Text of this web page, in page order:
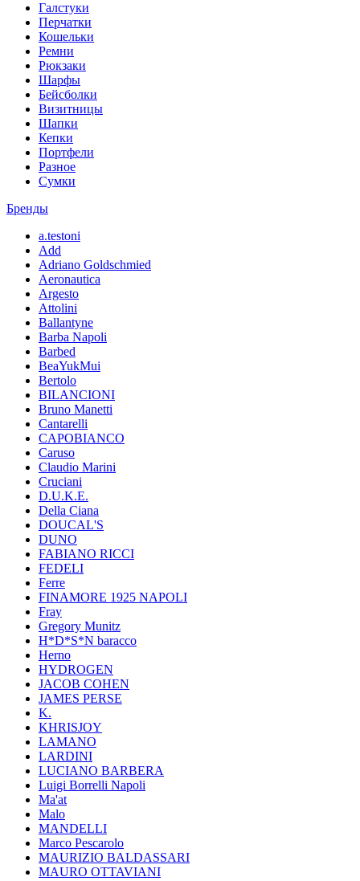
Галстуки
Перчатки
Кошельки
Ремни
Рюкзаки
Шарфы
Бейсболки
Визитницы
Шапки
Кепки
Портфели
Разное
Сумки
Бренды
a.testoni
Add
Adriano Goldschmied
Aeronautica
Argesto
Attolini
Ballantyne
Barba Napoli
Barbed
BeaYukMui
Bertolo
BILANCIONI
Bruno Manetti
Cantarelli
CAPOBIANCO
Caruso
Claudio Marini
Cruciani
D.U.K.E.
Della Ciana
DOUCAL'S
DUNO
FABIANO RICCI
FEDELI
Ferre
FINAMORE 1925 NAPOLI
Fray
Gregory Munitz
H*D*S*N baracco
Herno
HYDROGEN
JACOB COHEN
JAMES PERSE
K.
KHRISJOY
LAMANO
LARDINI
LUCIANO BARBERA
Luigi Borrelli Napoli
Ma'at
Malo
MANDELLI
Marco Pescarolo
MAURIZIO BALDASSARI
MAURO OTTAVIANI